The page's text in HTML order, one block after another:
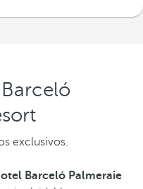
exclusivos.
Barceló Palmeraie